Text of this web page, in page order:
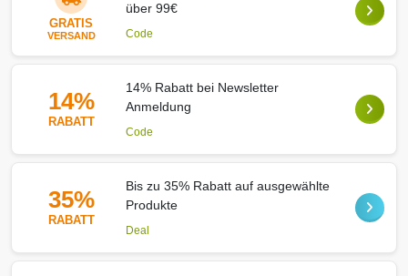
GRATIS
VERSAND
über 99€
Code
14%
RABATT
14% Rabatt bei Newsletter
Anmeldung
Code
35%
RABATT
Bis zu 35% Rabatt auf ausgewählte
Produkte
Deal